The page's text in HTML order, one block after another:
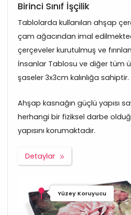
Birinci Sınıf İşçilik
Tablolarda kullanılan ahşap
çam ağacından imal
çerçeveler kurutulmuş ve
İnsanlar Tablosu ve diğer tüm
şaseler 3x3cm kalınlığa sahiptir.
Ahşap kasnağın güçlü yapısı
herhangi bir fiziksel darbe
yapısını korumaktadır.
Detaylar
Yüzey Koruyucu